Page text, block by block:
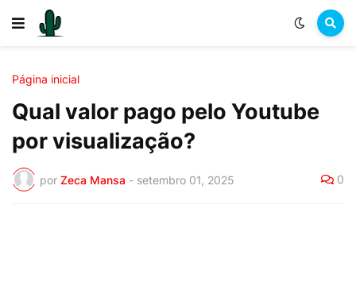
Página inicial
Qual valor pago pelo Youtube
por visualização?
por Zeca Mansa - setembro 01, 2025 0